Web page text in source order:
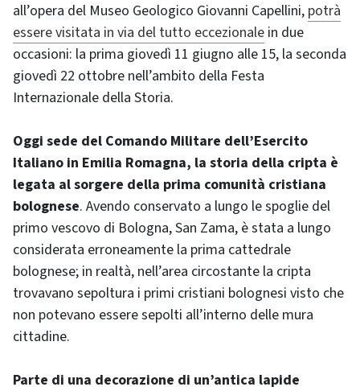
all’opera del Museo Geologico Giovanni Capellini, potrà
essere visitata in via del tutto eccezionale in due
occasioni: la prima giovedì 11 giugno alle 15, la seconda
giovedì 22 ottobre nell’ambito della Festa
Internazionale della Storia.
Oggi sede del Comando Militare dell’Esercito
Italiano in Emilia Romagna, la storia della cripta è
legata al sorgere della prima comunità cristiana
bolognese. Avendo conservato a lungo le spoglie del
primo vescovo di Bologna, San Zama, è stata a lungo
considerata erroneamente la prima cattedrale
bolognese; in realtà, nell’area circostante la cripta
trovavano sepoltura i primi cristiani bolognesi visto che
non potevano essere sepolti all’interno delle mura
cittadine.
Parte di una decorazione di un’antica lapide